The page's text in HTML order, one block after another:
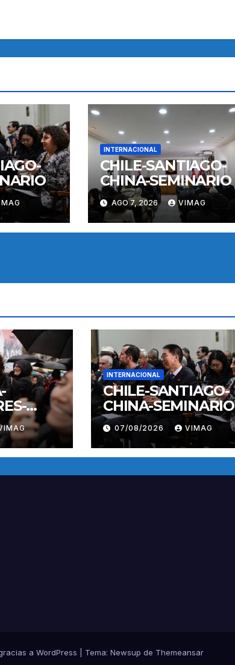
INTERNACIONAL
CHILE-SANTIAGO-
CHINA-SEMINARIO
AGO 7, 2026 VIMAG
INTERNACIONAL
CHILE-SANTIAGO-
CHINA-SEMINARIO
07/08/2026 VIMAG
a WordPress Tema: Newsup de Themeansar